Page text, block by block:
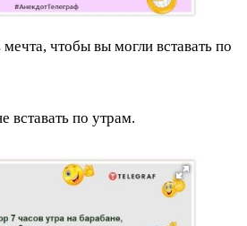
чтобы вы могли вставать по
вставать по утрам.